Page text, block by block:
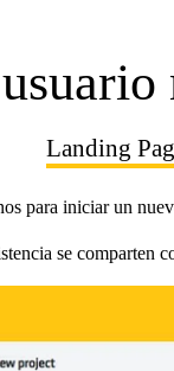
Landing
para iniciar un
se comparten